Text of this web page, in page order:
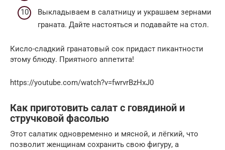
Выкладываем в салатницу и украшаем зернами
граната. Дайте настояться и подавайте на стол.
Кисло-сладкий гранатовый сок придаст пикантности
этому блюду. Приятного аппетита!
https://youtube.com/watch?v=fwrvrBzHxJ0
Как приготовить салат с говядиной и
стручковой фасолью
Этот салатик одновременно и мясной, и лёгкий, что
позволит женщинам сохранить свою фигуру, а